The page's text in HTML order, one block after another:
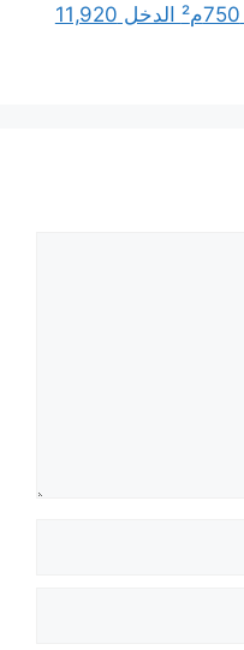
للبيع عمارة بحولي بمساحة 750م² الدخل 11,920